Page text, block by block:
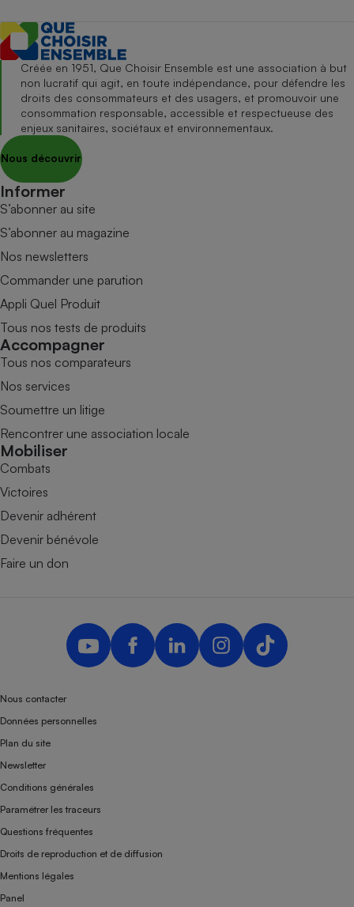
Créée en 1951, Que Choisir Ensemble est une association à but
non lucratif qui agit, en toute indépendance, pour défendre les
droits des consommateurs et des usagers, et promouvoir une
consommation responsable, accessible et respectueuse des
enjeux sanitaires, sociétaux et environnementaux.
Nous découvrir
Informer
S’abonner au site
S’abonner au magazine
Nos newsletters
Commander une parution
Appli Quel Produit
Tous nos tests de produits
Accompagner
Tous nos comparateurs
Nos services
Soumettre un litige
Rencontrer une association locale
Mobiliser
Combats
Victoires
Devenir adhérent
Devenir bénévole
Faire un don
Nous contacter
Données personnelles
Plan du site
Newsletter
Conditions générales
Paramétrer les traceurs
Questions fréquentes
Droits de reproduction et de diffusion
Mentions légales
Panel